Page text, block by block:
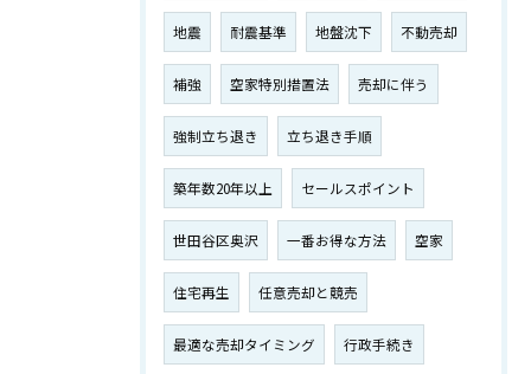
地震 耐震基準 地盤沈下 不動売却
補強 空家特別措置法 売却に伴う
強制立ち退き 立ち退き手順
築年数20年以上 セールスポイント
世田谷区奥沢 一番お得な方法 空家
住宅再生 任意売却と競売
最適な売却タイミング 行政手続き